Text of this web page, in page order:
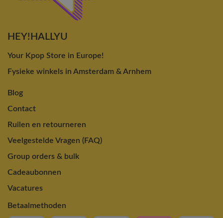
HEY!HALLYU
Your Kpop Store in Europe!
Fysieke winkels in Amsterdam & Arnhem
Blog
Contact
Ruilen en retourneren
Veelgestelde Vragen (FAQ)
Group orders & bulk
Cadeaubonnen
Vacatures
Betaalmethoden